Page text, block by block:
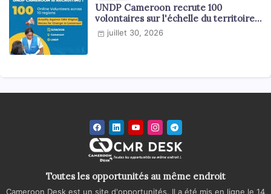
UNDP Cameroon recrute 100
volontaires sur l'échelle du territoire
national
juillet 30, 2026
Toutes les opportunités au même endroit
Cameroon Desk est un site d'opportunités. Il a été mis en ligne le 14